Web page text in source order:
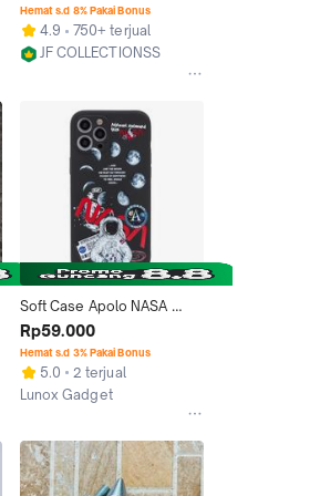
dan 13 Vespa
Hemat s.d 8% Pakai Bonus
4.9
750+ terjual
JF COLLECTIONSS
Soft Case Apolo NASA
iPhone 11 12 Mini Pro
ProMax Lens Protection
Rp59.000
Hemat s.d 3% Pakai Bonus
5.0
2 terjual
Lunox Gadget